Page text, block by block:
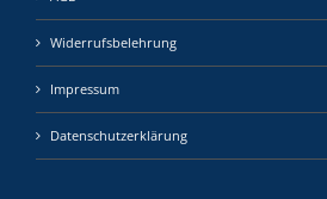
Widerrufsbelehrung
Impressum
Datenschutzerklärung